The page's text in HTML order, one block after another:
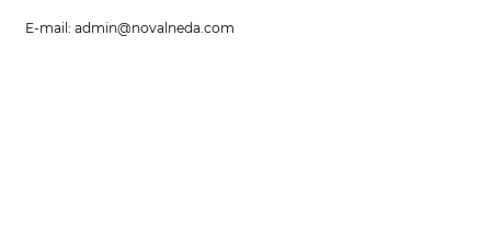
E-mail: admin@novalneda.com